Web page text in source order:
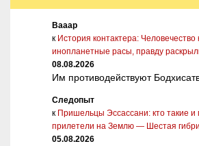
Вааар
к История контактера:
инопланетные расы, правду
08.08.2026
Им противодействуют
Следопыт
к Пришельцы Эссассани: кто такие и
прилетели на Землю — Шестая
05.08.2026